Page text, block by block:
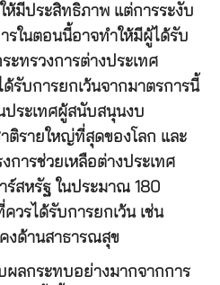
ห้มีประสิทธิภาพ แต่การระงับ
รในตอนนี้อาจทำให้มีผู้ได้รับ
ะทรวงการต่างประเทศ
ด้รับการยกเว้นจากมาตรการนี้
ประเทศผู้สนับสนุนงบ
ติรายใหญ่ที่สุดของโลก และ
การช่วยเหลือต่างประเทศ
สหรัฐ ในประมาณ 180
วรได้รับการยกเว้น เช่น
งด้านสาธารณสุข
ผลกระทบอย่างมากจากการ